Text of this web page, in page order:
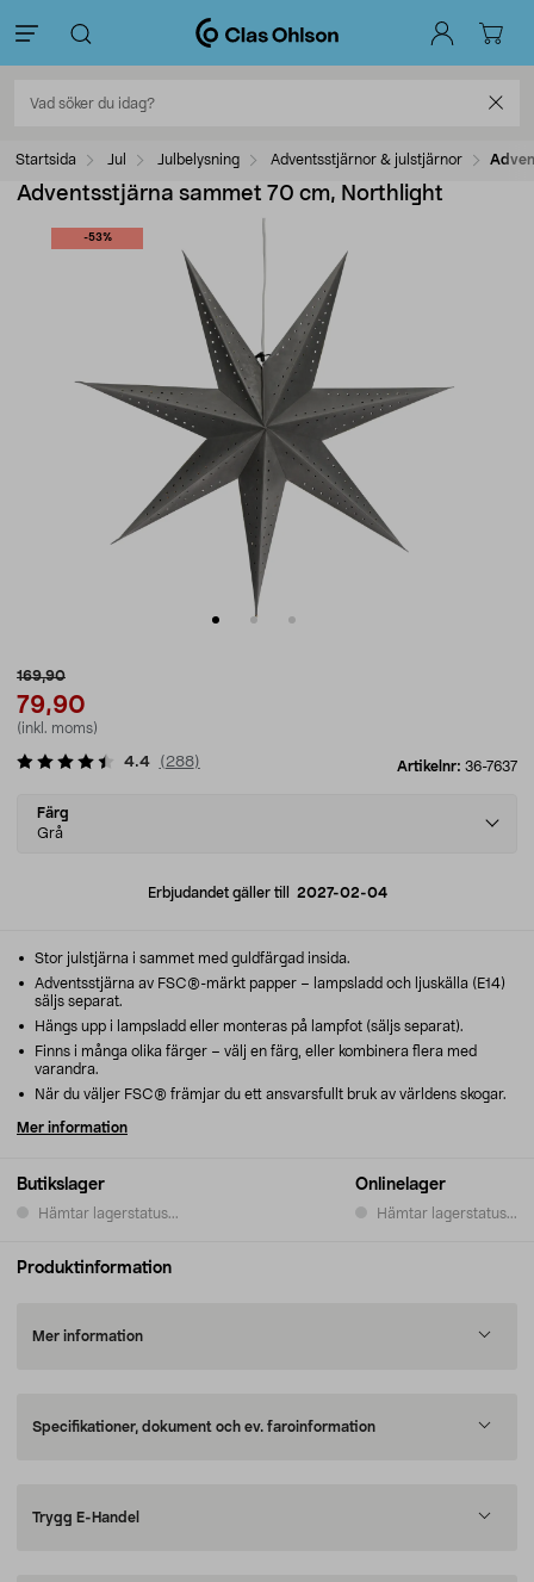
Startsida Jul Julbelysning Adventsstjärnor & julstjärnor
Adventsstjärna sammet 70 cm, Northlight
-53%
169,90
79,90
(inkl. moms)
Artikelnr: 36-7637
4.4 ( 288)
Select
variant
Färg
Grå
Erbjudandet gäller till 2027-02-04
Butikslager
Hämtar lagerstatus...
Onlinelager
Hämtar lagerstatus...
Stor julstjärna i sammet med guldfärgad insida.
Adventsstjärna av FSC®-märkt papper – lampsladd och ljuskälla (E14)
säljs separat.
Hängs upp i lampsladd eller monteras på lampfot (säljs separat).
Finns i många olika färger – välj en färg, eller kombinera flera med
varandra.
När du väljer FSC® främjar du ett ansvarsfullt bruk av världens skogar.
Mer information
Produktinformation
Mer information
Specifikationer, dokument och ev. faroinformation
Trygg E-Handel